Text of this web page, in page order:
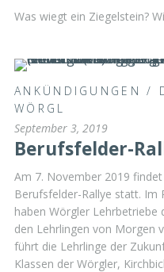
Was wiegt ein Ziegelstein?
ANKÜNDIGUNGEN /
WÖRGL
September 3, 2019
Berufsfelder-
Am 7. November 2019
Berufsfelder-Rallye statt. Im
haben Wörgler
den Lehrlingen von Morgen
führt die Lehrlinge der
Klassen der Wörgler,